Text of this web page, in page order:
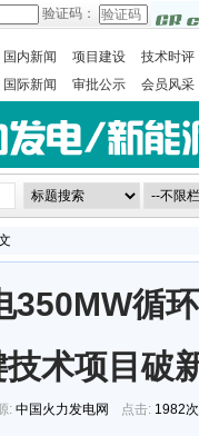
验证码：
国内新闻 项目建设
技术时评
国际新闻
审批公示 会员风采
350MW循
术项目破
: 中国火力发电网 点击: 1982